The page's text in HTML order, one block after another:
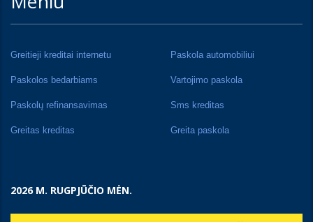
Greitieji kreditai internetu Paskola automobiliui
Paskolos bedarbiams Vartojimo paskola
Paskolų refinansavimas Sms kreditas
Greitas kreditas Greita paskola
2026 M. RUGPJŪČIO MĖN.